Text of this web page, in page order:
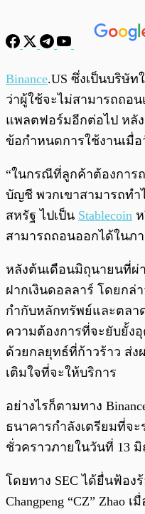
พร้อมเล่น
Binance.US ซึ่งเป็นบริษัท
ว่าผู้ใช้จะไม่สามารถถอ
แพลตฟอร์มอีกต่อไป หลั
ข้อกำหนดการใช้งานเมื่
“ในกรณีที่ลูกค้าต้องการ
บัญชี พวกเขาสามารถทำ
สหรัฐ ไปเป็น Stablecoin
สามารถถอนออกได้ในภ
หลังต้นเดือนมิถุนายนที่ผ่
ฝากเงินดอลลาร์ โดยกล่
กำกับหลักทรัพย์และตลา
ความต้องการที่จะยับยั้ง
ด้วยกลยุทธ์ที่ก้าวร้าว ส่
เติมใจที่จะให้บริการ
อย่างไรก็ตามทาง
ธนาคารกำลังเตรียมที่จะ
ชั่วคราวภายในวันที่ 13
โดยทาง SEC ได้ยื่นฟ้องร้
Changpeng “CZ” Zhao